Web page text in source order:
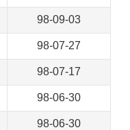
98-09-03
98-07-27
98-07-17
98-06-30
98-06-30